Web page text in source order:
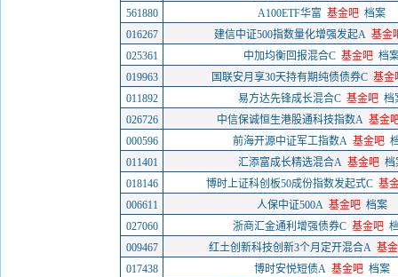
561880
A100ETF华富 基金吧 档案
016267
建信中证500指数量化增强发起A 基金
025361
中加均衡回报混合C 基金吧 档
019963
国联安月享30天持有期纯债债券C 基金
011892
易方达先锋成长混合C 基金吧 档
026726
中信保诚恒生港股通科技指数A 基金
000596
前海开源中证军工指数A 基金吧
011401
汇添富成长精选混合A 基金吧 档
018146
博时上证科创板50成份指数发起式C 基
006611
人保中证500A 基金吧 档案
027060
浙商汇金通利增强债券C 基金吧
009467
红土创新科技创新3个月定开混合A 基
017438
博时安悦短债A 基金吧 档案